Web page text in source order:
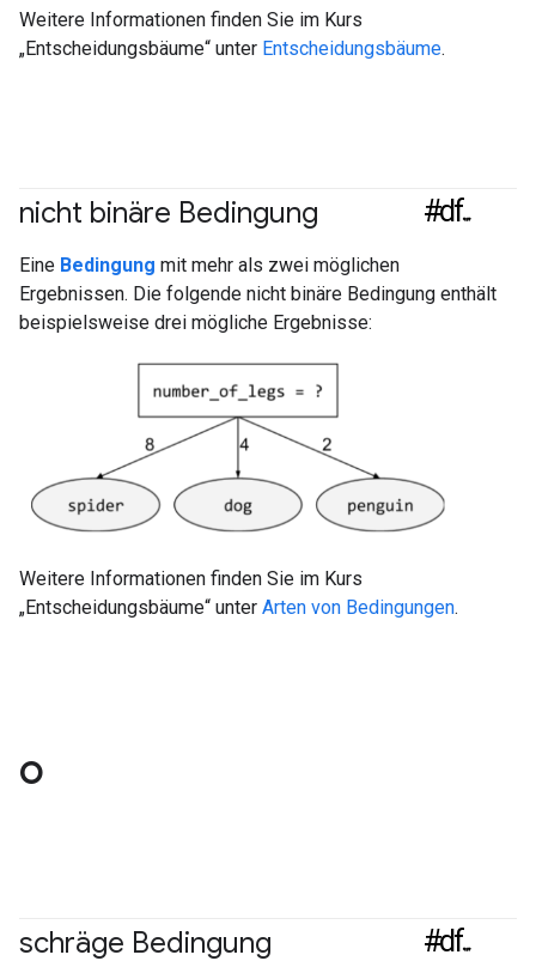
Weitere Informationen finden Sie im Kurs
„Entscheidungsbäume“ unter Entscheidungsbäume.
nicht binäre Bedingung #df
Eine Bedingung mit mehr als zwei möglichen
Ergebnissen. Die folgende nicht binäre Bedingung enthält
beispielsweise drei mögliche Ergebnisse:
Weitere Informationen finden Sie im Kurs
„Entscheidungsbäume“ unter Arten von Bedingungen.
O
schräge Bedingung #df